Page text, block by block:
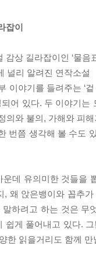
잡이
상 길라잡이인 ‘물
리 알려진 연작소
야기를 들려주는 ‘
어 있다. 두 이야기
와 불의, 가해와 피
번쯤 생각해 볼 수도
데 유의미한 것들을
왜 앉은뱅이와 꼽추
하려고 하는 것은
게 풀어내고 있다.
한 읽을거리도 함께 만